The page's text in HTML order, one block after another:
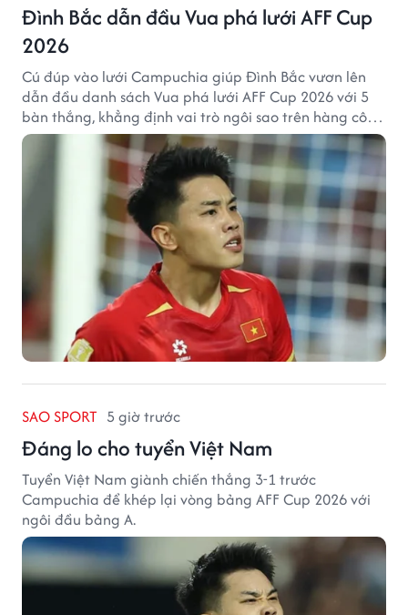
Đình Bắc dẫn đầu Vua phá lưới AFF Cup
2026
Cú đúp vào lưới Campuchia giúp Đình Bắc vươn lên
dẫn đầu danh sách Vua phá lưới AFF Cup 2026 với 5
bàn thắng, khẳng định vai trò ngôi sao trên hàng công
tuyển Việt Nam.
SAO SPORT 5 giờ trước
Đáng lo cho tuyển Việt Nam
Tuyển Việt Nam giành chiến thắng 3-1 trước
Campuchia để khép lại vòng bảng AFF Cup 2026 với
ngôi đầu bảng A.